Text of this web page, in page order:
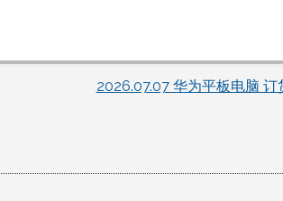
2026.07.07 华为平板电脑 订